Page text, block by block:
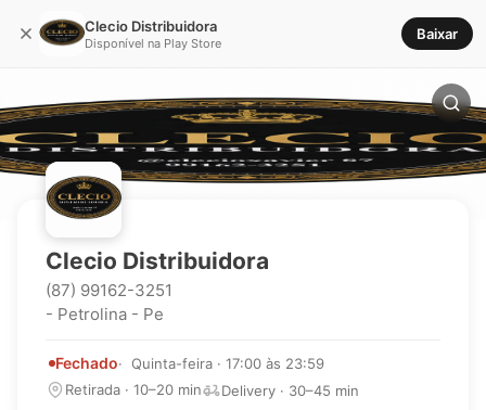
Clecio Distribuidora
Disponível na Play Store
Baixar
Clecio Distribuidora
(87) 99162-3251
- Petrolina - Pe
Fechado
Quinta-feira · 17:00 às 23:59
Retirada · 10–20 min
Delivery · 30–45 min